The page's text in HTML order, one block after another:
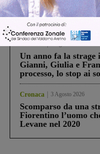
Piscina di Figline
Pnrr, il gruppo di
ringraziamento al
Un anno fa la
Gianni, Giulia e
processo, lo stop ai
Cronaca 3 Agosto 2026
Scomparso da una
Fiorentino l’uomo
Levane nel 2020